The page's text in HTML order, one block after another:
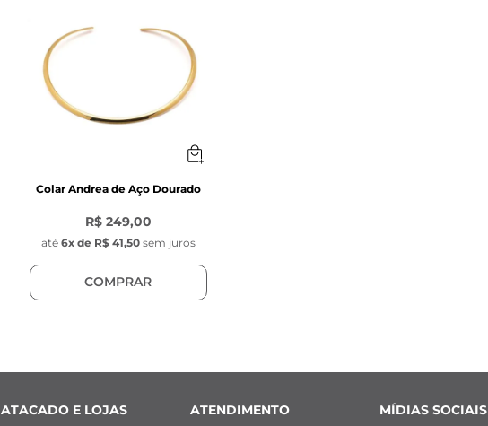
Colar Andrea de Aço Dourado
R$ 249,00
até 6x de R$ 41,50 sem juros
COMPRAR
ATACADO E LOJAS ATENDIMENTO MÍDIAS SOCIAIS